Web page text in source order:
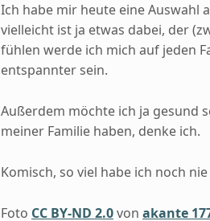
Ich habe mir heute eine Auswahl
vielleicht ist ja etwas dabei, der
fühlen werde ich mich auf jeden
entspannter sein.
Außerdem möchte ich ja gesund
meiner Familie haben, denke ich.
Komisch, so viel habe ich noch
Foto CC BY-ND 2.0von akante